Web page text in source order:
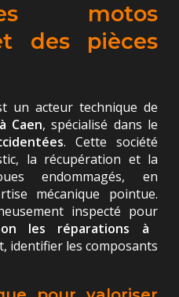
motos
des pièces
un acteur technique de
Caen, spécialisé dans le
. Cette société
la récupération et la
endommagés, en
mécanique pointue.
inspecté pour
les réparations à
identifier les composants